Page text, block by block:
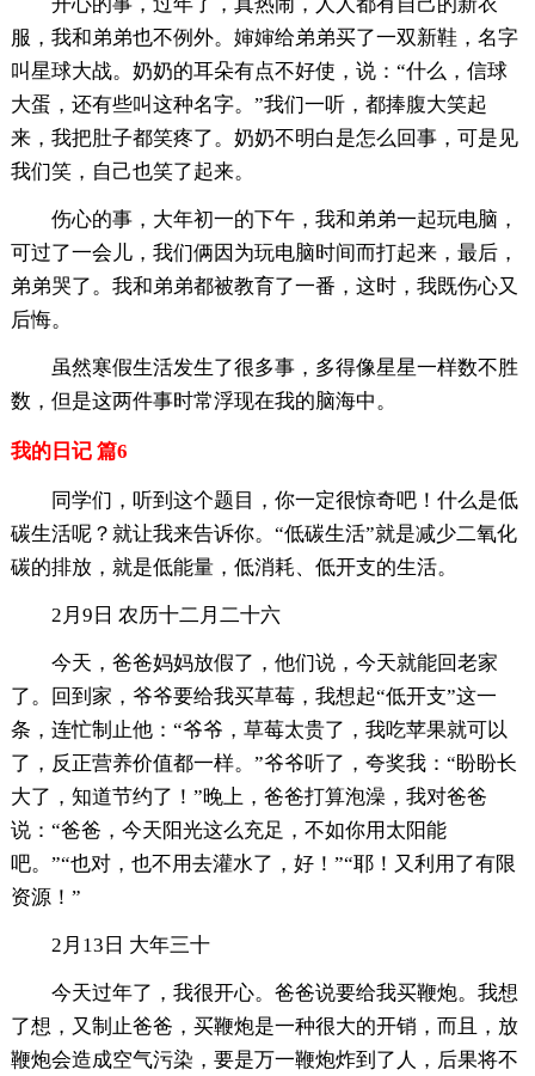
服，我和弟弟也不例外。婶婶给弟弟买了一双新鞋，名字
叫星球大战。奶奶的耳朵有点不好使，说：“什么，信球
大蛋，还有些叫这种名字。”我们一听，都捧腹大笑起
来，我把肚子都笑疼了。奶奶不明白是怎么回事，可是见
我们笑，自己也笑了起来。
伤心的事，大年初一的下午，我和弟弟一起玩电脑，
可过了一会儿，我们俩因为玩电脑时间而打起来，最后，
弟弟哭了。我和弟弟都被教育了一番，这时，我既伤心又
后悔。
虽然寒假生活发生了很多事，多得像星星一样数不胜
数，但是这两件事时常浮现在我的脑海中。
我的日记 篇6
同学们，听到这个题目，你一定很惊奇吧！什么是低
碳生活呢？就让我来告诉你。“低碳生活”就是减少二氧化
碳的排放，就是低能量，低消耗、低开支的生活。
2月9日 农历十二月二十六
今天，爸爸妈妈放假了，他们说，今天就能回老家
了。回到家，爷爷要给我买草莓，我想起“低开支”这一
条，连忙制止他：“爷爷，草莓太贵了，我吃苹果就可以
了，反正营养价值都一样。”爷爷听了，夸奖我：“盼盼长
大了，知道节约了！”晚上，爸爸打算泡澡，我对爸爸
说：“爸爸，今天阳光这么充足，不如你用太阳能
吧。”“也对，也不用去灌水了，好！”“耶！又利用了有限
资源！”
2月13日 大年三十
今天过年了，我很开心。爸爸说要给我买鞭炮。我想
了想，又制止爸爸，买鞭炮是一种很大的开销，而且，放
鞭炮会造成空气污染，要是万一鞭炮炸到了人，后果将不